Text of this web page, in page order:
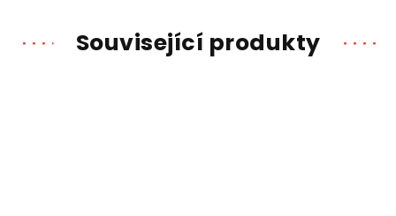
Související produkty